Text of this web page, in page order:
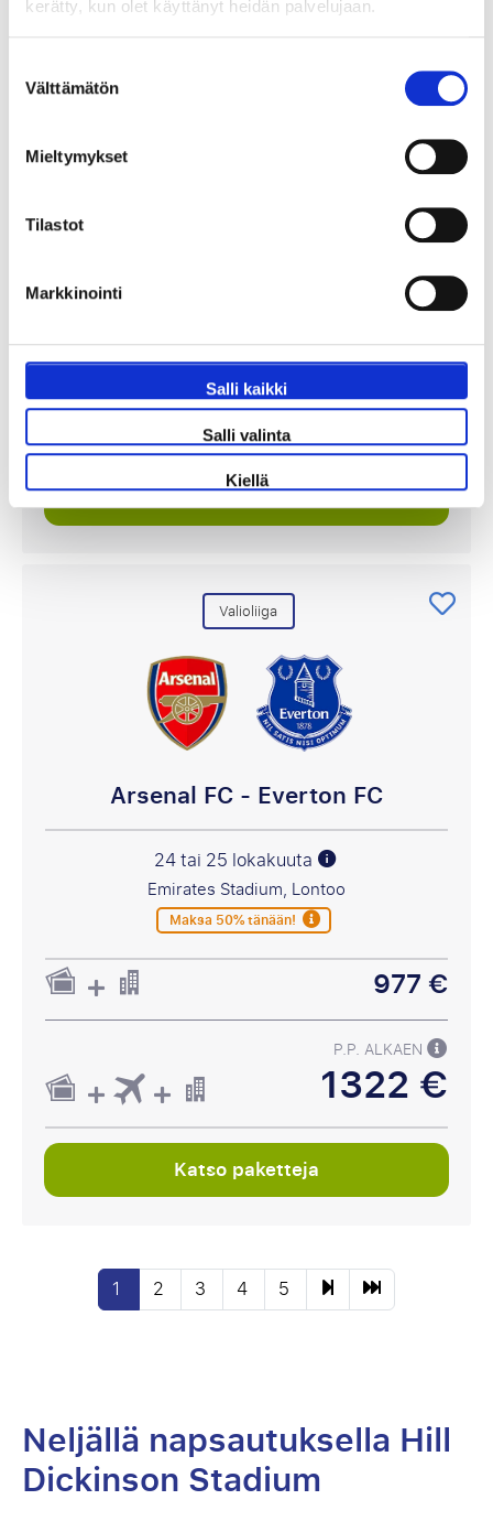
kerätty, kun olet käyttänyt heidän palvelujaan.
valinta
Välttämätön
Mieltymykset
Tilastot
Markkinointi
Salli kaikki
Salli valinta
Kiellä
511 €
938 €
Katso paketteja
Valioliiga
Arsenal FC - Everton FC
24 tai 25 lokakuuta
Emirates Stadium, Lontoo
Maksa 50% tänään!
977 €
P.P. ALKAEN
1322 €
Katso paketteja
1 2 3 4 5
Neljällä napsautuksella Hill
Dickinson Stadium